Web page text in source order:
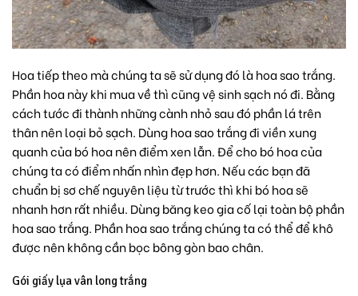
Hoa tiếp theo mà chúng ta sẽ sử dụng đó là hoa sao trắng.
Phần hoa này khi mua về thì cũng vệ sinh sạch nó đi. Bằng
cách tước đi thành những cành nhỏ sau đó phần lá trên
thân nên loại bỏ sạch. Dùng hoa sao trắng đi viền xung
quanh của bó hoa nên điểm xen lẫn. Để cho bó hoa của
chúng ta có điểm nhấn nhìn đẹp hơn. Nếu các bạn đã
chuẩn bị sơ chế nguyên liệu từ trước thì khi bó hoa sẽ
nhanh hơn rất nhiều. Dùng băng keo gia cố lại toàn bộ phần
hoa sao trắng. Phần hoa sao trắng chúng ta có thể để khô
được nên không cần bọc bông gòn bao chân.
Gói giấy lụa vân long trắng